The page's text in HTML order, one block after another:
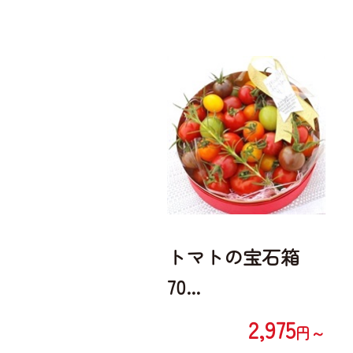
トマトの宝石箱
70...
2,975円～